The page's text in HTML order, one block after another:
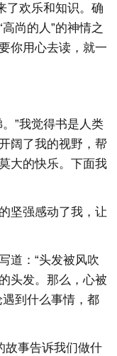
了欢乐和知识。确
尚的人”的神情之
你用心去读，就一
”我觉得书是人类
阔了我的视野，帮
大的快乐。下面我
坚强感动了我，让
道：“头发被风吹
头发。那么，心被
到什么事情，都
故事告诉我们做什